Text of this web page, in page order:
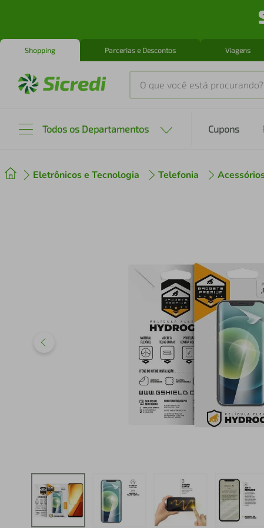
Shopping Parcerias e Descontos Viagens
O que você está procurando?
Todos os Departamentos Cupons
Eletrônicos e Tecnologia Telefonia
2º cafeteira
iphone